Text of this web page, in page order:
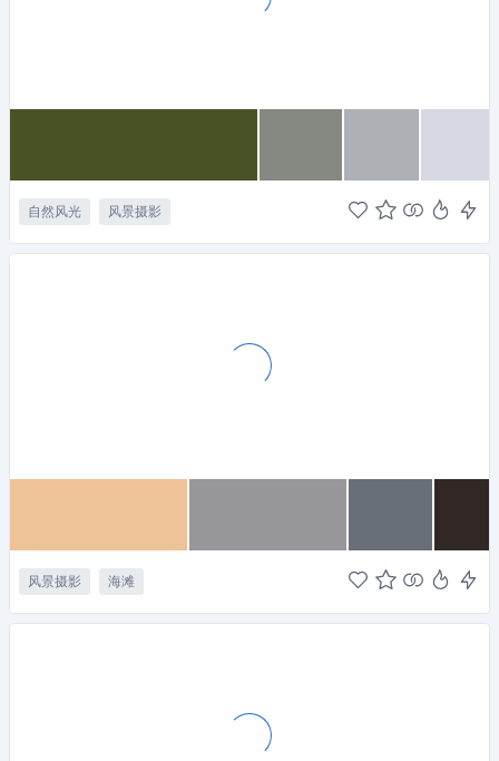
自然风光 风景摄影
风景摄影 海滩